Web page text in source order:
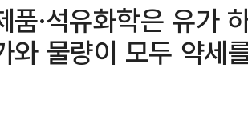
품·석유화학은 유가
와 물량이 모두 약세